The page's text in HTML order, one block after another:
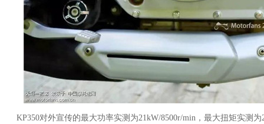
KP350对外宣传的最大功率实测为21kW/8500r/min，最大扭矩实测为